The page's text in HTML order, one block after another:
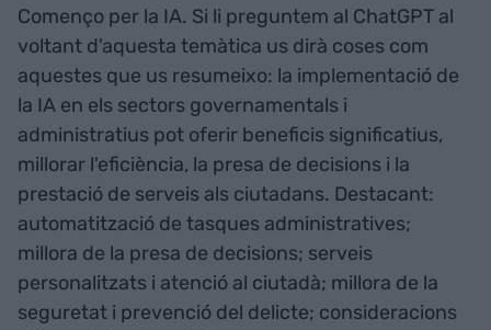
Començo per la IA. Si li preguntem al ChatGPT al
voltant d'aquesta temàtica us dirà coses com
aquestes que us resumeixo: la implementació de
la IA en els sectors governamentals i
administratius pot oferir beneficis significatius,
millorar l'eficiència, la presa de decisions i la
prestació de serveis als ciutadans. Destacant:
automatització de tasques administratives;
millora de la presa de decisions; serveis
personalitzats i atenció al ciutadà; millora de la
seguretat i prevenció del delicte; consideracions